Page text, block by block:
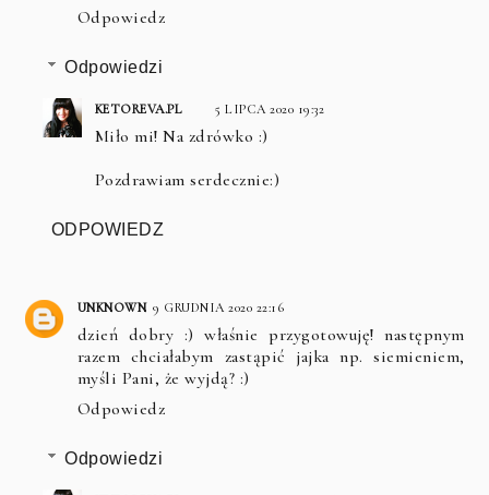
Odpowiedz
Odpowiedzi
KETOREVA.PL 5 LIPCA 2020 19:32
Miło mi! Na zdrówko :)
Pozdrawiam serdecznie:)
ODPOWIEDZ
UNKNOWN 9 GRUDNIA 2020 22:16
dzień dobry :) właśnie przygotowuję! następnym
razem chciałabym zastąpić jajka np. siemieniem,
myśli Pani, że wyjdą? :)
Odpowiedz
Odpowiedzi